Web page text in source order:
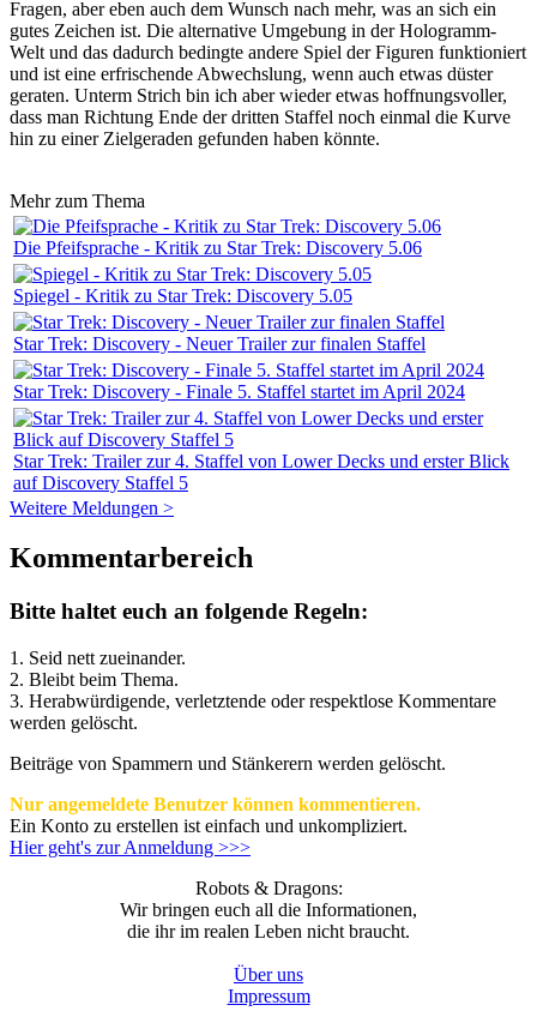
Fragen, aber eben auch dem Wunsch nach mehr, was an sich ein
gutes Zeichen ist. Die alternative Umgebung in der Hologramm-
Welt und das dadurch bedingte andere Spiel der Figuren funktioniert
und ist eine erfrischende Abwechslung, wenn auch etwas düster
geraten. Unterm Strich bin ich aber wieder etwas hoffnungsvoller,
dass man Richtung Ende der dritten Staffel noch einmal die Kurve
hin zu einer Zielgeraden gefunden haben könnte.
Mehr zum Thema
Die Pfeifsprache - Kritik zu Star Trek: Discovery 5.06
Spiegel - Kritik zu Star Trek: Discovery 5.05
Star Trek: Discovery - Neuer Trailer zur finalen Staffel
Star Trek: Discovery - Finale 5. Staffel startet im April 2024
Star Trek: Trailer zur 4. Staffel von Lower Decks und erster Blick
auf Discovery Staffel 5
Weitere Meldungen >
Kommentarbereich
Bitte haltet euch an folgende Regeln:
1. Seid nett zueinander.
2. Bleibt beim Thema.
3. Herabwürdigende, verletztende oder respektlose Kommentare
werden gelöscht.
Beiträge von Spammern und Stänkerern werden gelöscht.
Nur angemeldete Benutzer können kommentieren.
Ein Konto zu erstellen ist einfach und unkompliziert.
Hier geht's zur Anmeldung >>>
Robots & Dragons:
Wir bringen euch all die Informationen,
die ihr im realen Leben nicht braucht.
Über uns
Impressum